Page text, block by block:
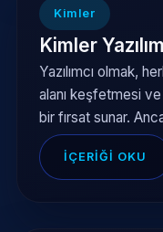
Kimler
Kimler
Yazılımcı olmak,
alanı keşfetmesi
bir fırsat sunar.
İÇERIĞI OKU